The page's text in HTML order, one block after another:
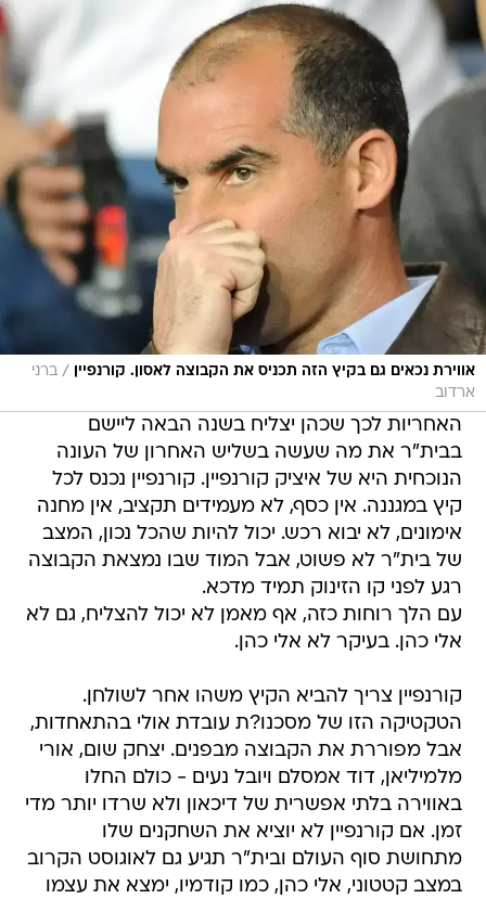
אווירת נכאים גם בקיץ הזה תכניס את הקבוצה לאסון. קורנפיין / ברני
ארדוב
האחריות לכך שכהן יצליח בשנה הבאה ליישם
בבית"ר את מה שעשה בשליש האחרון של העונה
הנוכחית היא של איציק קורנפיין. קורנפיין נכנס לכל
קיץ במגננה. אין כסף, לא מעמידים תקציב, אין מחנה
אימונים, לא יבוא רכש. יכול להיות שהכל נכון, המצב
של בית"ר לא פשוט, אבל המוד שבו נמצאת הקבוצה
רגע לפני קו הזינוק תמיד מדכא.
עם הלך רוחות כזה, אף מאמן לא יכול להצליח, גם לא
אלי כהן. בעיקר לא אלי כהן.
קורנפיין צריך להביא הקיץ משהו אחר לשולחן.
הטקטיקה הזו של מסכנו?ת עובדת אולי בהתאחדות,
אבל מפוררת את הקבוצה מבפנים. יצחק שום, אורי
מלמיליאן, דוד אמסלם ויובל נעים - כולם החלו
באווירה בלתי אפשרית של דיכאון ולא שרדו יותר מדי
זמן. אם קורנפיין לא יוציא את השחקנים שלו
מתחושת סוף העולם ובית"ר תגיע גם לאוגוסט הקרוב
במצב קטטוני, אלי כהן, כמו קודמיו, ימצא את עצמו